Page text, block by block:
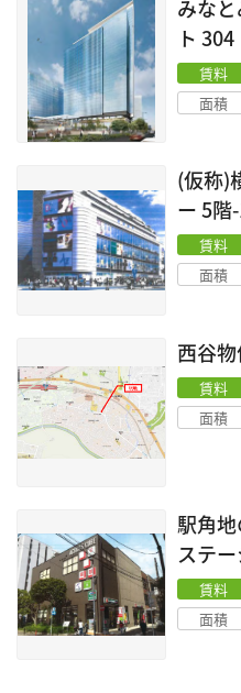
みな
ト 304
賃料
面積
(仮称)
ー5階
賃料
面積
西谷
賃料
面積
駅角
ステ
賃料
面積